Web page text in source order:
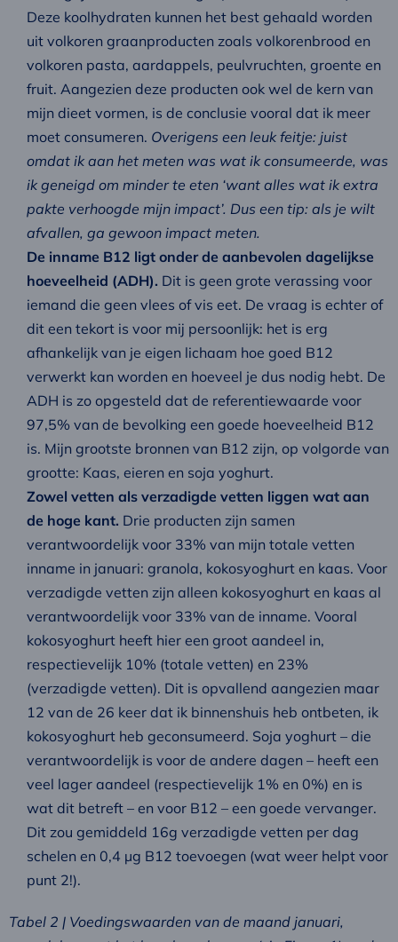
Deze koolhydraten kunnen het best gehaald worden
uit volkoren graanproducten zoals volkorenbrood en
volkoren pasta, aardappels, peulvruchten, groente en
fruit. Aangezien deze producten ook wel de kern van
mijn dieet vormen, is de conclusie vooral dat ik meer
moet consumeren. Overigens een leuk feitje: juist
omdat ik aan het meten was wat ik consumeerde, was
ik geneigd om minder te eten ‘want alles wat ik extra
pakte verhoogde mijn impact’. Dus een tip: als je wilt
afvallen, ga gewoon impact meten.
De inname B12 ligt onder de aanbevolen dagelijkse
hoeveelheid (ADH). Dit is geen grote verassing voor
iemand die geen vlees of vis eet. De vraag is echter of
dit een tekort is voor mij persoonlijk: het is erg
afhankelijk van je eigen lichaam hoe goed B12
verwerkt kan worden en hoeveel je dus nodig hebt. De
ADH is zo opgesteld dat de referentiewaarde voor
97,5% van de bevolking een goede hoeveelheid B12
is. Mijn grootste bronnen van B12 zijn, op volgorde van
grootte: Kaas, eieren en soja yoghurt.
Zowel vetten als verzadigde vetten liggen wat aan
de hoge kant. Drie producten zijn samen
verantwoordelijk voor 33% van mijn totale vetten
inname in januari: granola, kokosyoghurt en kaas. Voor
verzadigde vetten zijn alleen kokosyoghurt en kaas al
verantwoordelijk voor 33% van de inname. Vooral
kokosyoghurt heeft hier een groot aandeel in,
respectievelijk 10% (totale vetten) en 23%
(verzadigde vetten). Dit is opvallend aangezien maar
12 van de 26 keer dat ik binnenshuis heb ontbeten, ik
kokosyoghurt heb geconsumeerd. Soja yoghurt – die
verantwoordelijk is voor de andere dagen – heeft een
veel lager aandeel (respectievelijk 1% en 0%) en is
wat dit betreft – en voor B12 – een goede vervanger.
Dit zou gemiddeld 16g verzadigde vetten per dag
schelen en 0,4 µg B12 toevoegen (wat weer helpt voor
punt 2!).
Tabel 2 | Voedingswaarden van de maand januari,